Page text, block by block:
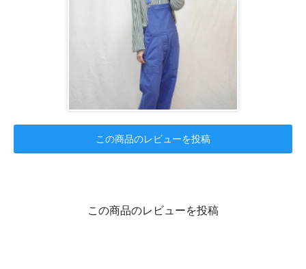
この商品のレビューを投稿
この商品のレビューを投稿